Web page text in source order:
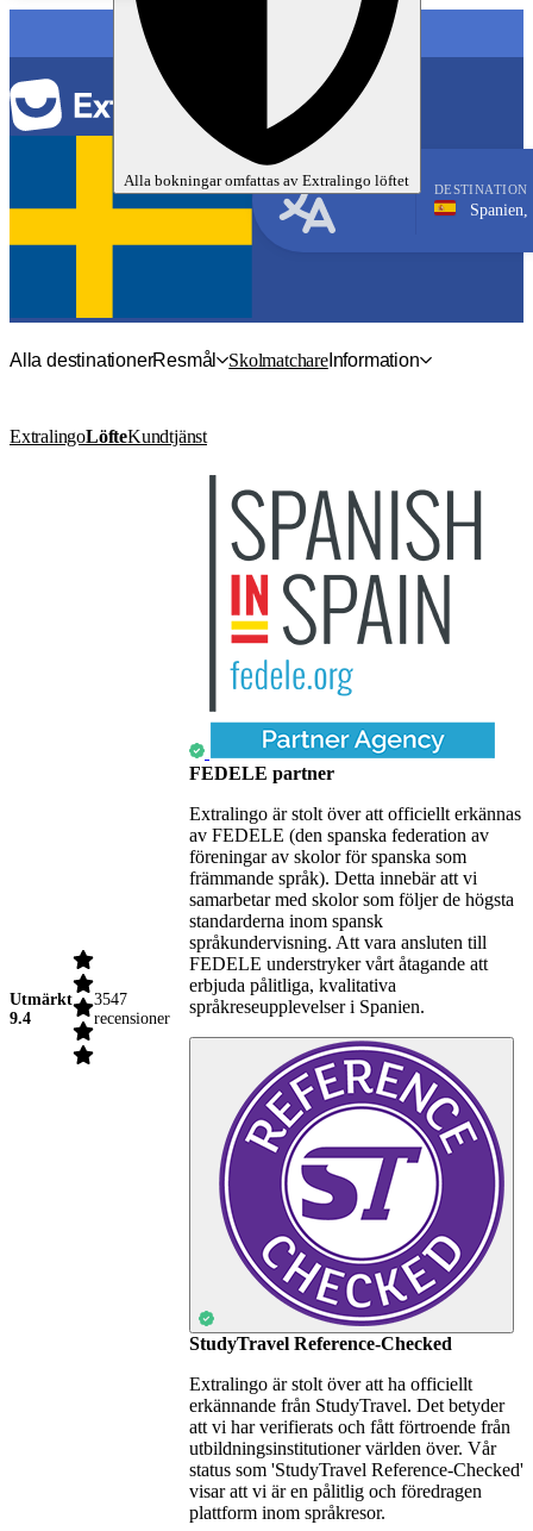
Alla bokningar omfattas av Extralingo löftet
DESTINATION
Spanien, Salamanca
Alla destinationerResmål SkolmatchareInformation
ExtralingoLöfteKundtjänst
Utmärkt
9.4
3547
recensioner
FEDELE partner
Extralingo är stolt över att officiellt erkännas
av FEDELE (den spanska federation av
föreningar av skolor för spanska som
främmande språk). Detta innebär att vi
samarbetar med skolor som följer de högsta
standarderna inom spansk
språkundervisning. Att vara ansluten till
FEDELE understryker vårt åtagande att
erbjuda pålitliga, kvalitativa
språkreseupplevelser i Spanien.
StudyTravel Reference-Checked
Extralingo är stolt över att ha officiellt
erkännande från StudyTravel. Det betyder
att vi har verifierats och fått förtroende från
utbildningsinstitutioner världen över. Vår
status som 'StudyTravel Reference-Checked'
visar att vi är en pålitlig och föredragen
plattform inom språkresor.